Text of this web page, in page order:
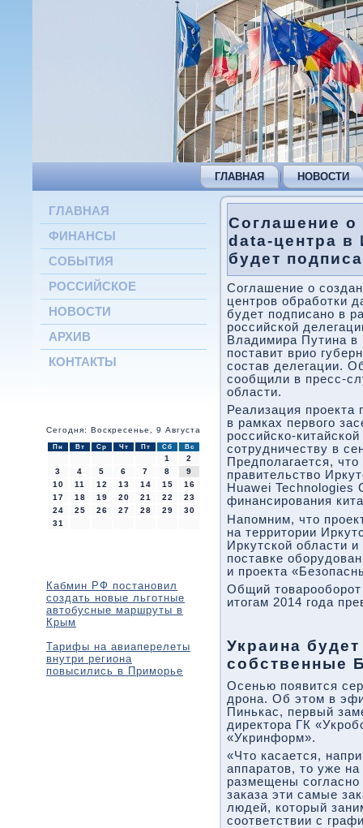
ГЛАВНАЯ НОВОСТИ
ГЛАВНАЯ
ФИНАНСЫ
СОБЫТИЯ
РОССИЙСКОЕ
НОВОСТИ
АРХИВ
КОНТАКТЫ
Сегодня: Воскресенье, 9 Августа
Пн Вт Ср Чт Пт Сб Вс
1
2
3
4 5 6 7 8
9
10
11 12 13 14 15
16
17
18 19 20 21 22
23
24
25 26 27 28 29
30
31
Кабмин РФ постановил
создать новые льготные
автобусные маршруты в
Крым
Тарифы на авиаперелеты
внутри региона
повысились в Приморье
Соглашение о
data-центра в
будет
Соглашение о
центров обработки
будет подписано в
российской
Владимира Путина в
поставит врио
состав делегации.
сообщили в пресс-
области.
Реализация
в рамках первого
российско-
сотрудничеству в
Предполагается,
правительство
Huawei
финансирования
Напомним, что
на территории
Иркутской области
поставке
и проекта
Общий
итогам 2014 года
Украина
собственные
Осенью появится
дрона. Об этом в
Пинькас, первый
директора ГК
«Укринформ».
«Что касается,
аппаратов, то уже
размещены согласно
заказа эти самые
людей, который
соответствии с